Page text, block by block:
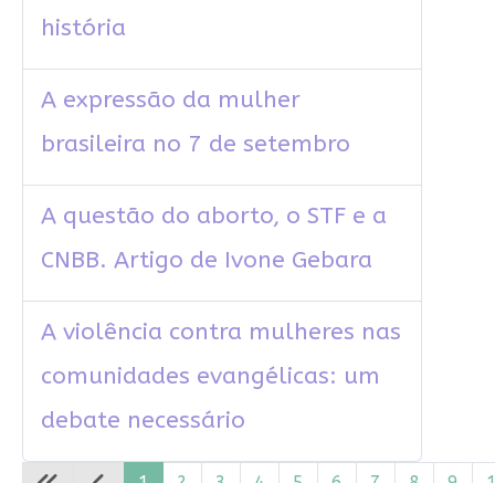
história
A expressão da mulher
brasileira no 7 de setembro
A questão do aborto, o STF e a
CNBB. Artigo de Ivone Gebara
A violência contra mulheres nas
comunidades evangélicas: um
debate necessário